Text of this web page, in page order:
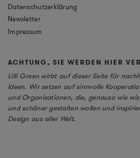
Datenschutzerklärung
Newsletter
Impressum
ACHTUNG, SIE WERDEN HIER
Lilli Green wirbt auf dieser Seite für
Ideen. Wir setzen auf sinnvolle
und Organisationen, die, genauso wie
und schöner gestalten wollen und
Design aus aller Welt.